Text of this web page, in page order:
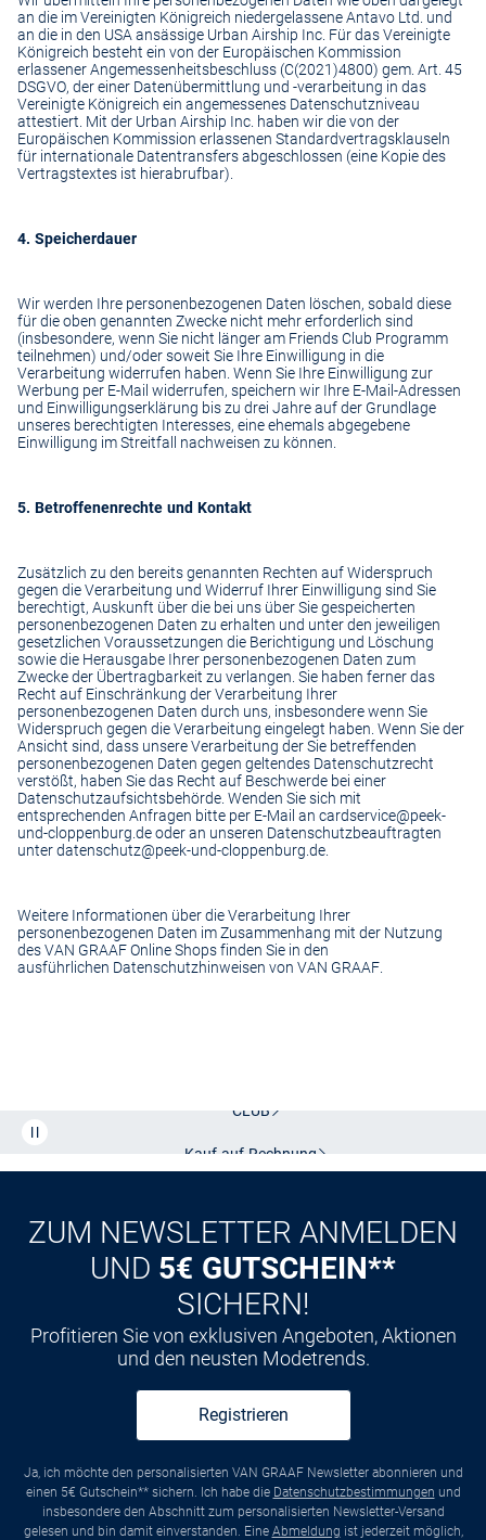
an die im Vereinigten Königreich niedergelassene Antavo Ltd. und
an die in den USA ansässige Urban Airship Inc. Für das Vereinigte
Königreich besteht ein von der Europäischen Kommission
erlassener Angemessenheitsbeschluss (C(2021)4800) gem. Art. 45
DSGVO, der einer Datenübermittlung und -verarbeitung in das
Vereinigte Königreich ein angemessenes Datenschutzniveau
attestiert. Mit der Urban Airship Inc. haben wir die von der
Europäischen Kommission erlassenen Standardvertragsklauseln
für internationale Datentransfers abgeschlossen (eine Kopie des
Vertragstextes ist hierabrufbar).
4. Speicherdauer
Wir werden Ihre personenbezogenen Daten löschen, sobald diese
für die oben genannten Zwecke nicht mehr erforderlich sind
(insbesondere, wenn Sie nicht länger am Friends Club Programm
teilnehmen) und/oder soweit Sie Ihre Einwilligung in die
Verarbeitung widerrufen haben. Wenn Sie Ihre Einwilligung zur
Werbung per E-Mail widerrufen, speichern wir Ihre E-Mail-Adressen
und Einwilligungserklärung bis zu drei Jahre auf der Grundlage
unseres berechtigten Interesses, eine ehemals abgegebene
Einwilligung im Streitfall nachweisen zu können.
5. Betroffenenrechte und Kontakt
Zusätzlich zu den bereits genannten Rechten auf Widerspruch
gegen die Verarbeitung und Widerruf Ihrer Einwilligung sind Sie
berechtigt, Auskunft über die bei uns über Sie gespeicherten
personenbezogenen Daten zu erhalten und unter den jeweiligen
gesetzlichen Voraussetzungen die Berichtigung und Löschung
sowie die Herausgabe Ihrer personenbezogenen Daten zum
Zwecke der Übertragbarkeit zu verlangen. Sie haben ferner das
Recht auf Einschränkung der Verarbeitung Ihrer
personenbezogenen Daten durch uns, insbesondere wenn Sie
Widerspruch gegen die Verarbeitung eingelegt haben. Wenn Sie der
Ansicht sind, dass unsere Verarbeitung der Sie betreffenden
personenbezogenen Daten gegen geltendes Datenschutzrecht
verstößt, haben Sie das Recht auf Beschwerde bei einer
Datenschutzaufsichtsbehörde. Wenden Sie sich mit
entsprechenden Anfragen bitte per E-Mail an cardservice@peek-
und-cloppenburg.deoder an unseren Datenschutzbeauftragten
unterdatenschutz@peek-und-cloppenburg.de
Weitere Informationen über die Verarbeitung Ihrer
personenbezogenen Daten im Zusammenhang mit der Nutzung
des VAN GRAAF Online Shops finden Sie in den
ausführlichen Datenschutzhinweisen von VAN GRAAF.
CLUB
ZUM NEWSLETTER ANMELDEN
UND 5€ GUTSCHEIN**
SICHERN!
Profitieren Sie von exklusiven Angeboten, Aktionen
und den neusten Modetrends.
Registrieren
Ja, ich möchte den personalisierten VAN GRAAF Newsletter abonnieren und
einen 5€ Gutschein** sichern. Ich habe die Datenschutzbestimmungen und
insbesondere den Abschnitt zum personalisierten Newsletter-Versand
gelesen und bin damit einverstanden. Eine Abmeldung ist jederzeit möglich,